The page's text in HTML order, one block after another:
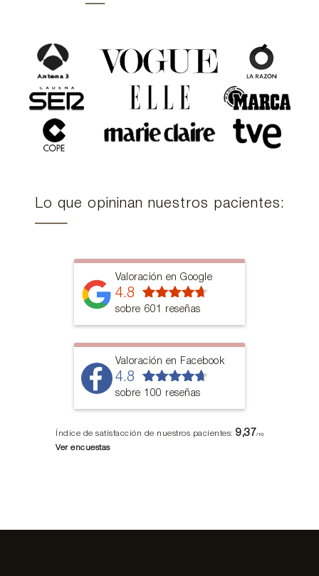
Lo que opininan nuestros pacientes:
Valoración en Google
4.8
sobre 601 reseñas
Valoración en Facebook
4.8
sobre 100 reseñas
Índice de satisfacción de nuestros pacientes:9,37/10
Ver encuestas